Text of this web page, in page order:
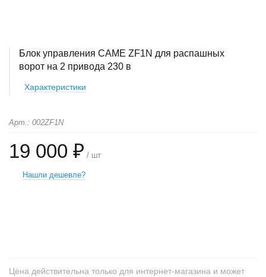
Блок управления CAME ZF1N для распашных
ворот на 2 привода 230 в
Характеристики
Арт.: 002ZF1N
19 000 ₽ / шт
Нашли дешевле?
Цена действительна только для интернет-магазина и может